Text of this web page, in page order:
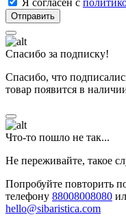
Спасибо за подписку!
Спасибо, что
товар появится в
Что-то пошло не так...
Не переживайте, такое
Попробуйте повторить
телефону 88008008080
hello@sibaristica.com